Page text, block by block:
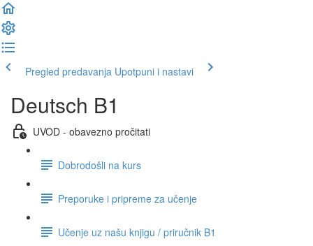
Pregled predavanja Upotpuni i nastavi
Deutsch B1
UVOD - obavezno pročitati
Dobrodošli na kurs
Preporuke i pripreme za učenje
Učenje uz našu knjigu / priručnik B1